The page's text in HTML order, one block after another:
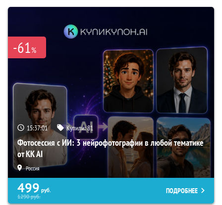
-61%
15:37:00 Купили:81
Фотосессия с ИИ: 3 нейрофотографии в любой тематике
от KK AI
Россия
499 руб.
1290руб.
ПОДРОБНЕЕ